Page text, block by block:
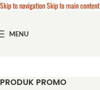
Skip to navigationSkip to main content
MENU
PRODUK PROMO